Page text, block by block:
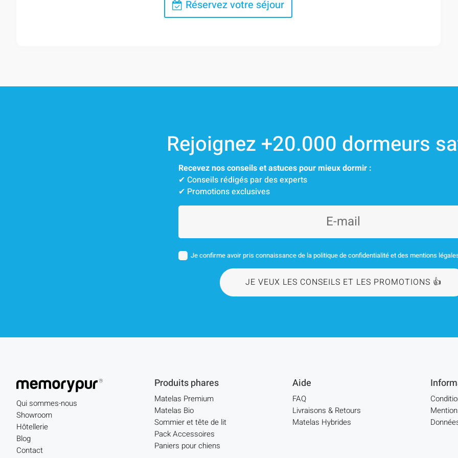
Réservez votre séjour
Rejoignez +20.000 dormeurs
Recevez nos conseils et astuces pour mieux dormir :
✔︎ Conseils rédigés par des experts
✔︎ Promotions exclusives
Je confirme avoir pris connaissance de la politique de confidentialité et des mentions
JE VEUX LES CONSEILS ET LES PROMOTIONS 👍
Qui sommes-nous
Showroom
Hôtellerie
Blog
Contact
Produits phares
Matelas Premium
Matelas Bio
Sommier et tête de lit
Pack Accessoires
Paniers pour chiens
Aide
FAQ
Livraisons & Retours
Matelas Hybrides